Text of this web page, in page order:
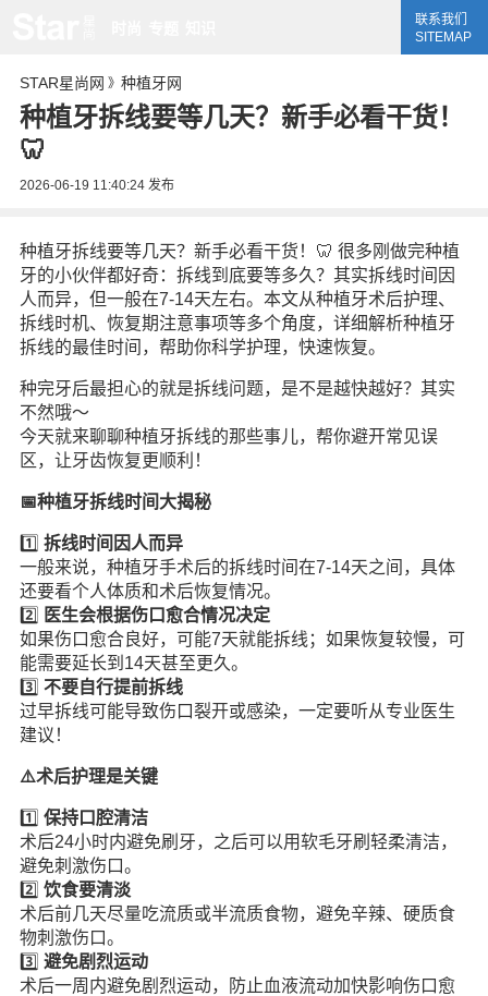
联系我们
SITEMAP
STAR星尚网 》 种植牙网
种植牙拆线要等几天？新手必看干货！
🦷
2026-06-19 11:40:24发布
种植牙拆线要等几天？新手必看干货！🦷 很多刚做完种植
牙的小伙伴都好奇：拆线到底要等多久？其实拆线时间因
人而异，但一般在7-14天左右。本文从种植牙术后护理、
拆线时机、恢复期注意事项等多个角度，详细解析种植牙
拆线的最佳时间，帮助你科学护理，快速恢复。
种完牙后最担心的就是拆线问题，是不是越快越好？其实
不然哦～
今天就来聊聊种植牙拆线的那些事儿，帮你避开常见误
区，让牙齿恢复更顺利！
📅种植牙拆线时间大揭秘
1️⃣ 拆线时间因人而异
一般来说，种植牙手术后的拆线时间在7-14天之间，具体
还要看个人体质和术后恢复情况。
2️⃣ 医生会根据伤口愈合情况决定
如果伤口愈合良好，可能7天就能拆线；如果恢复较慢，可
能需要延长到14天甚至更久。
3️⃣ 不要自行提前拆线
过早拆线可能导致伤口裂开或感染，一定要听从专业医生
建议！
⚠️术后护理是关键
1️⃣ 保持口腔清洁
术后24小时内避免刷牙，之后可以用软毛牙刷轻柔清洁，
避免刺激伤口。
2️⃣ 饮食要清淡
术后前几天尽量吃流质或半流质食物，避免辛辣、硬质食
物刺激伤口。
3️⃣ 避免剧烈运动
术后一周内避免剧烈运动，防止血液流动加快影响伤口愈